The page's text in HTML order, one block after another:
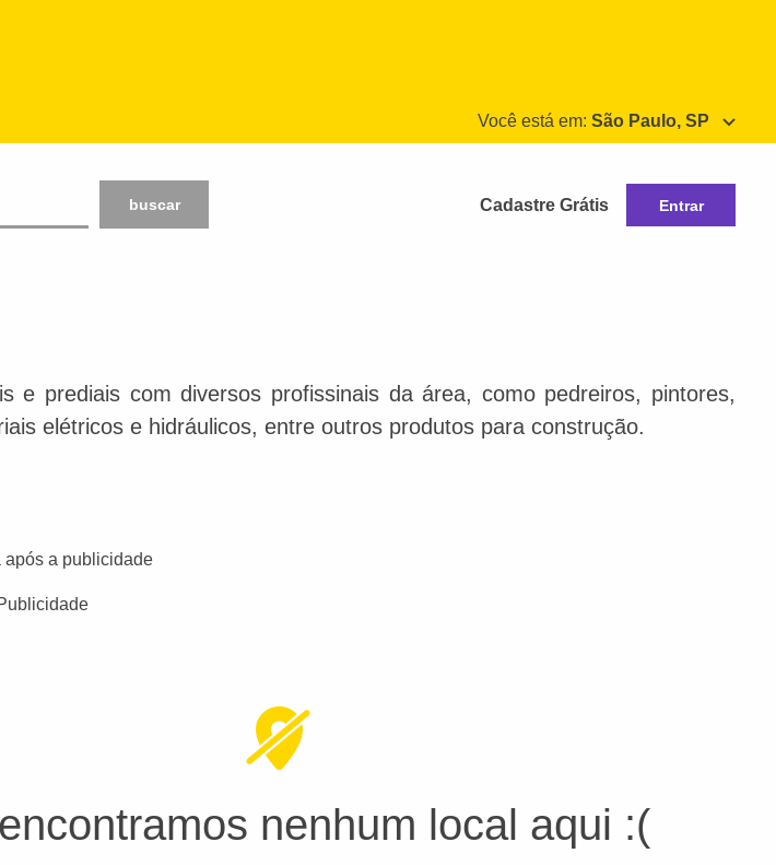
Você está em: São Paulo, SP
buscar
Cadastre Grátis Entrar
e prediais com diversos profissinais da área, como pedreiros, pintores,
elétricos e hidráulicos, entre outros produtos para construção.
após a publicidade
nenhum local aqui :(